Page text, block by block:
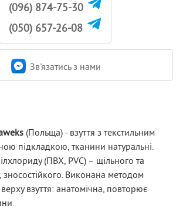
(096) 874-75-30
(050) 657-26-08
Зв'язатись з нами
(Польща) - взуття з текстильним
підкладкою, тканини натуральні.
(ПВХ, PVC) – щільного та
зносостійкого. Виконана методом
взуття: анатомічна, повторює